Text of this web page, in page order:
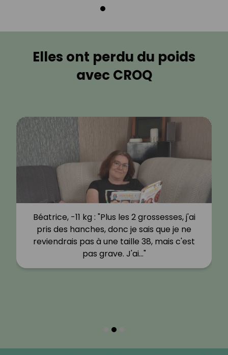
Elles ont perdu du poids
avec CROQ
Béatrice, -11 kg : "Plus les 2 grossesses, j'ai
pris des hanches, donc je sais que je ne
reviendrais pas à une taille 38, mais c'est
pas grave. J'ai…"